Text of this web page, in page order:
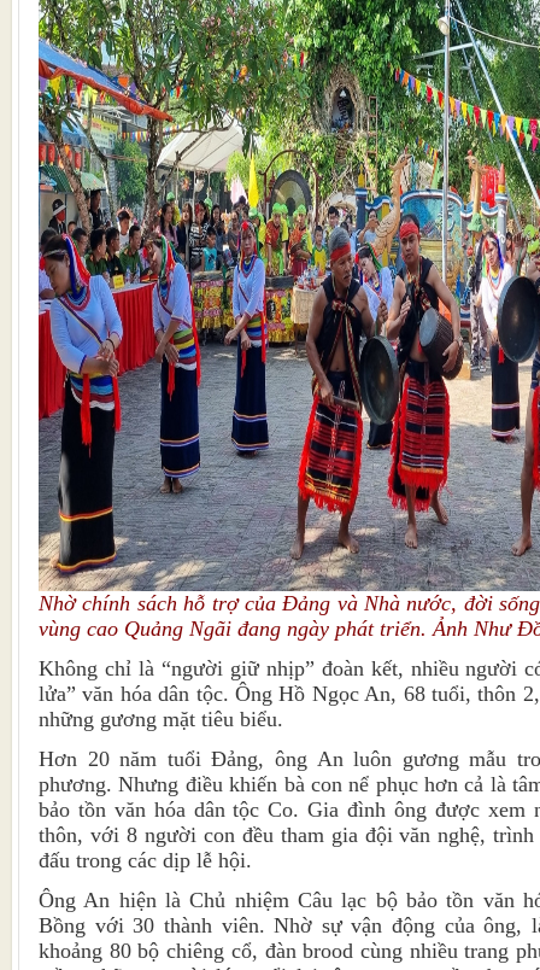
Nhờ chính sách hỗ trợ của Đảng và Nhà nước, đời
vùng cao Quảng Ngãi đang ngày phát triển. Ảnh Như
Không chỉ là “người giữ nhịp” đoàn kết, nhiều người
lửa” văn hóa dân tộc. Ông Hồ Ngọc An, 68 tuổi, thôn
những gương mặt tiêu biểu.
Hơn 20 năm tuổi Đảng, ông An luôn gương mẫu
phương. Nhưng điều khiến bà con nể phục hơn cả là
bảo tồn văn hóa dân tộc Co. Gia đình ông được xem
thôn, với 8 người con đều tham gia đội văn nghệ, trình
đấu trong các dịp lễ hội.
Ông An hiện là Chủ nhiệm Câu lạc bộ bảo tồn văn
Bồng với 30 thành viên. Nhờ sự vận động của ông,
khoảng 80 bộ chiêng cổ, đàn brood cùng nhiều trang